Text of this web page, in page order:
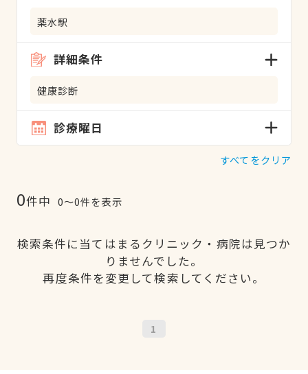
薬水駅
詳細条件
健康診断
診療曜日
すべてをクリア
0件中 0〜0件を表示
検索条件に当てはまるクリニック・病院は見つか
りませんでした。
再度条件を変更して検索してください。
1